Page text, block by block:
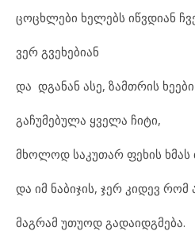
ცოცხლები ხელებს იწვდიან
ვერ გვეხებიან
და დგანან ასე, ზამთრის
გაჩუმებულა ყველა ჩიტი,
მხოლოდ საკუთარ ფეხის ხმას
და იმ ნაბიჯის, ჯერ კიდევ
მაგრამ უთუოდ გადაიდგმება.